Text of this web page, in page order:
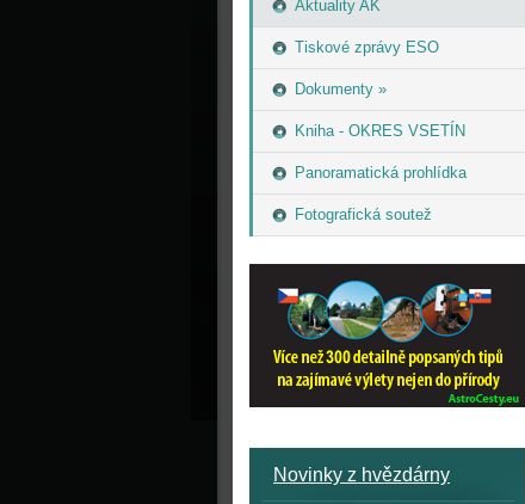
Aktuality AK
Tiskové zprávy ESO
Dokumenty »
Kniha - OKRES VSETÍN
Panoramatická prohlídka
Fotografická soutež
Novinky z hvězdárny